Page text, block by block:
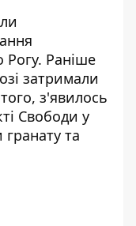
Рогу. Раніше
затримали
з'явилось
Свободи у
та